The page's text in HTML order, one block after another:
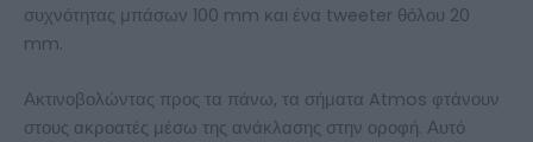
συχνότητας μπάσων 100 mm και ένα tweeter θόλου 20
mm.
Ακτινοβολώντας προς τα πάνω, τα σήματα Atmos φτάνουν
στους ακροατές μέσω της ανάκλασης στην οροφή. Αυτό